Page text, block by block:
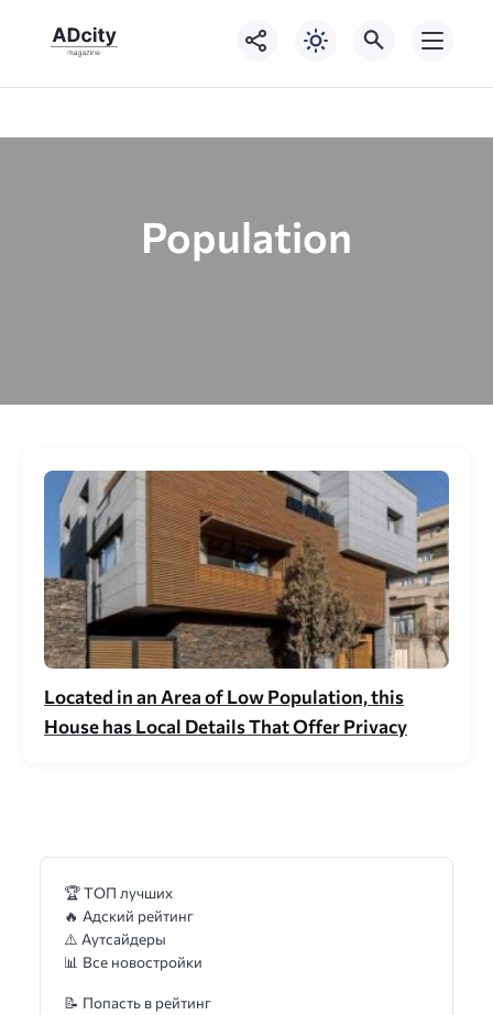
Population
Located in an Area of Low Population, this
House has Local Details That Offer Privacy
🏆 ТОП лучших
🔥 Адский рейтинг
⚠️ Аутсайдеры
📊 Все новостройки
📝 Попасть в рейтинг